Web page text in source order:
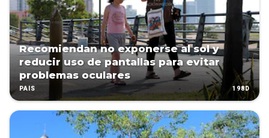
Recomiendan no exponerse al sol y
reducir uso de pantallas para evitar
problemas oculares
PAÍS 198D